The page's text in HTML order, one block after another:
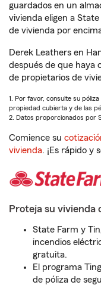
guardados en un
vivienda eligen a
de vivienda por
Derek Leathers en
después de que haya
de propietarios de
1. Por favor, consulte su
propiedad cubierta y de las
2. Datos proporcionados por
Comience su
vivienda. ¡Es rápido y
Proteja su vivienda
State Farm y
incendios
gratuita.
El programa
de póliza de